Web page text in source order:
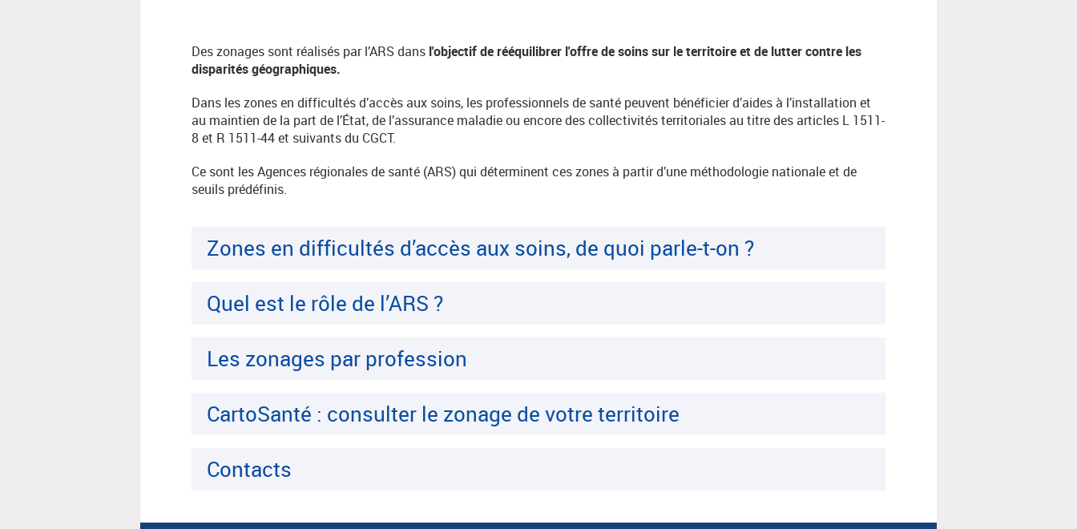
Des zonages sont réalisés par l’ARS dans l'objectif de rééquilibrer l'offre de soins sur le territoire et de lutter contre les
disparités géographiques.
Dans les zones en difficultés d’accès aux soins, les professionnels de santé peuvent bénéficier d’aides à l’installation et
au maintien de la part de l’État, de l’assurance maladie ou encore des collectivités territoriales au titre des articles L 1511-
8 et R 1511-44 et suivants du CGCT.
Ce sont les Agences régionales de santé (ARS) qui déterminent ces zones à partir d’une méthodologie nationale et de
seuils prédéfinis.
Zones en difficultés d’accès aux soins, de quoi parle-t-on ?
Quel est le rôle de l’ARS ?
Les zonages par profession
CartoSanté : consulter le zonage de votre territoire
Contacts